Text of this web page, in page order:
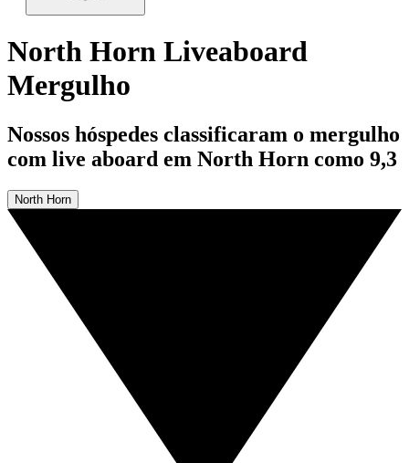
North Horn Liveaboard
Mergulho
Nossos hóspedes classificaram o mergulho
com live aboard em North Horn como 9,3
North Horn